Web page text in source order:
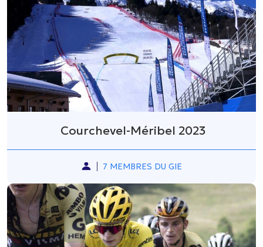
Courchevel-Méribel 2023
7 MEMBRES DU GIE